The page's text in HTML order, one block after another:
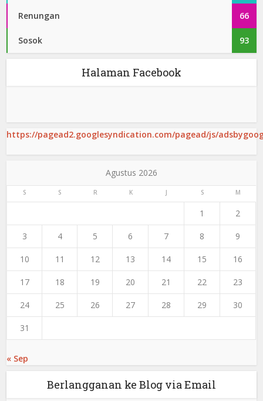
Renungan 66
Sosok 93
Halaman Facebook
https://pagead2.googlesyndication.com/pagead/js/
Agustus 2026
S S R K J S M
1 2
3 4 5 6 7 8 9
10 11 12 13 14 15 16
17 18 19 20 21 22 23
24 25 26 27 28 29 30
31
« Sep
Berlangganan ke Blog via Email